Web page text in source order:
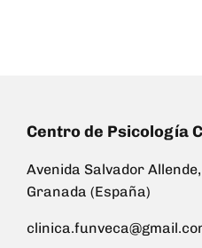
Centro de Psicología
Avenida Salvador
Granada (España)